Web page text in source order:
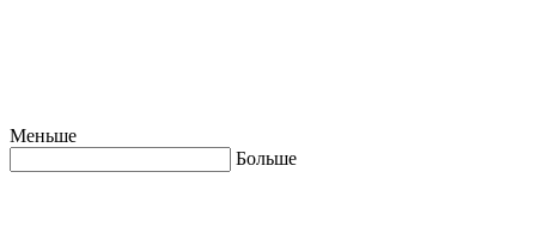
Меньше
Больше